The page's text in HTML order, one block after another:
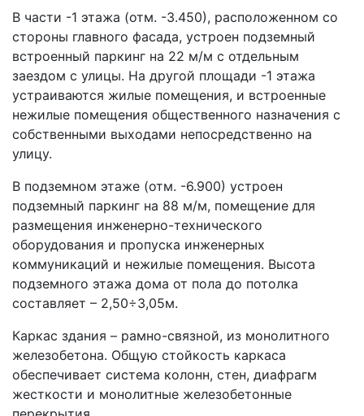
В части -1 этажа (отм. -3.450), расположенном со
стороны главного фасада, устроен подземный
встроенный паркинг на 22 м/м с отдельным
заездом с улицы. На другой площади -1 этажа
устраиваются жилые помещения, и встроенные
нежилые помещения общественного назначения с
собственными выходами непосредственно на
улицу.
В подземном этаже (отм. -6.900) устроен
подземный паркинг на 88 м/м, помещение для
размещения инженерно-технического
оборудования и пропуска инженерных
коммуникаций и нежилые помещения. Высота
подземного этажа дома от пола до потолка
составляет – 2,50÷3,05м.
Каркас здания – рамно-связной, из монолитного
железобетона. Общую стойкость каркаса
обеспечивает система колонн, стен, диафрагм
жесткости и монолитные железобетонные